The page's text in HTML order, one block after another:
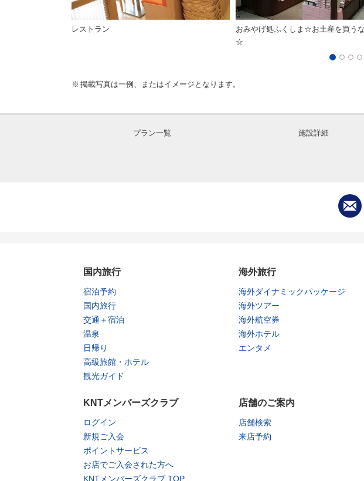
レストラン
おみやげ処ふくしま☆お土産を買う
☆
掲載写真は一例、またはイメージとなります。
プラン一覧 施設詳細
国内旅行
宿泊予約
国内旅行
交通＋宿泊
温泉
日帰り
高級旅館・ホテル
観光ガイド
海外旅行
海外ダイナミックパッケージ
海外ツアー
海外航空券
海外ホテル
エンタメ
KNTメンバーズクラブ
ログイン
新規ご入会
ポイントサービス
お店でご入会された方へ
KNTメンバーズクラブ TOP
店舗のご案内
店舗検索
来店予約